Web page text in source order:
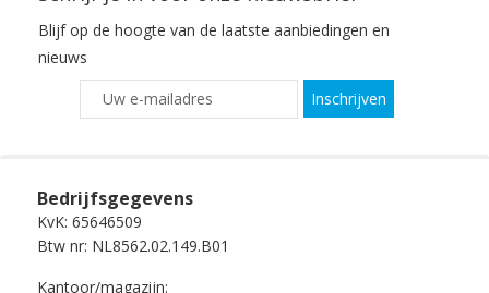
Blijf op de hoogte van de laatste aanbiedingen en
nieuws
Inschrijven
Bedrijfsgegevens
KvK: 65646509
Btw nr: NL8562.02.149.B01
Kantoor/magazijn: